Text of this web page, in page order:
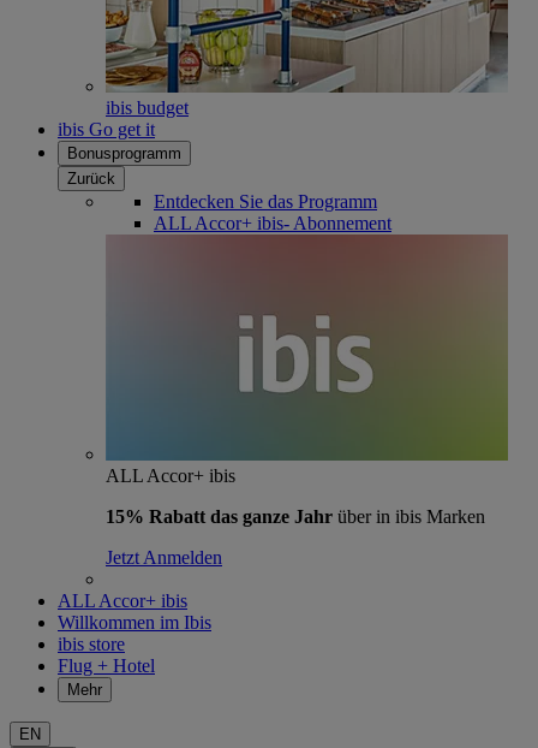
ibis budget
ibis Go get it
Bonusprogramm
Zurück
Entdecken Sie das Programm
ALL Accor+ ibis- Abonnement
ALL Accor+ ibis
15% Rabatt das ganze Jahr über in ibis Marken
Jetzt Anmelden
ALL Accor+ ibis
Willkommen im Ibis
ibis store
Flug + Hotel
Mehr
EN